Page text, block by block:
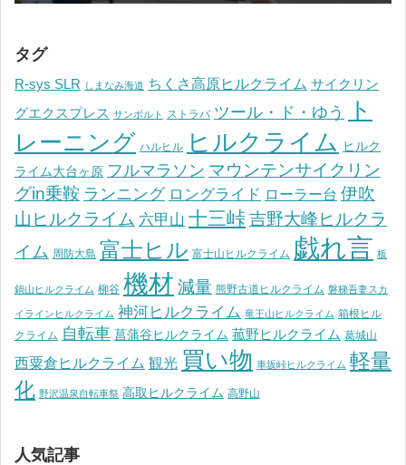
タグ
R-sys SLR しまなみ海道 ちくさ高原ヒルクライム サイクリン
グエクスプレス サンボルト ストラバ ツール・ド・ゆう
ト
レーニング ハルヒル ヒルクライム ヒルク
ライム大台ヶ原 フルマラソン マウンテンサイクリン
グin乗鞍 ランニング ロングライド ローラー台 伊吹
山ヒルクライム 六甲山 十三峠吉野大峰ヒルクラ
イム 周防大島 富士ヒル 富士山ヒルクライム 戯れ言 板
鍋山ヒルクライム 柳谷 機材 減量 熊野古道ヒルクライム 磐梯吾妻スカ
イラインヒルクライム 神河ヒルクライム 竜王山ヒルクライム 箱根ヒル
クライム 自転車 菖蒲谷ヒルクライム 菰野ヒルクライム 葛城山
西粟倉ヒルクライム 観光 買い物 車坂峠ヒルクライム 軽量
化 野沢温泉自転車祭 高取ヒルクライム 高野山
人気記事